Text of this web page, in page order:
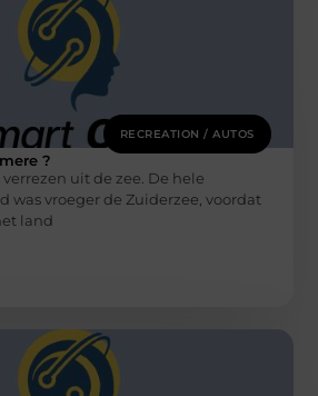
RECREATION / AUTOS
?
uit de zee. De hele
was vroeger de Zuiderzee, voordat
land